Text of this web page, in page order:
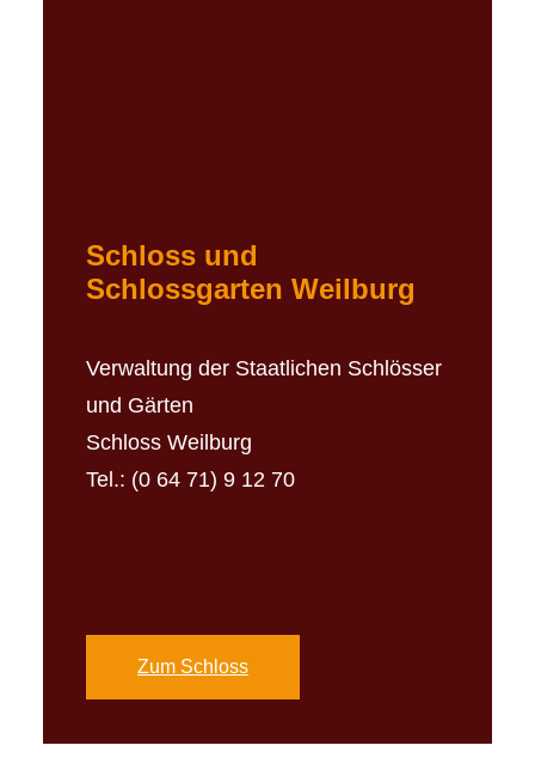
Schloss und
Schlossgarten Weilburg
Verwaltung der Staatlichen Schlösser
und Gärten
Schloss Weilburg
Tel.: (0 64 71) 9 12 70
Zum Schloss